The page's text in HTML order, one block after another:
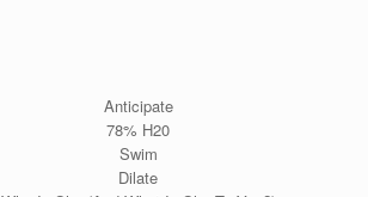
Anticipate
78% H20
Swim
Dilate